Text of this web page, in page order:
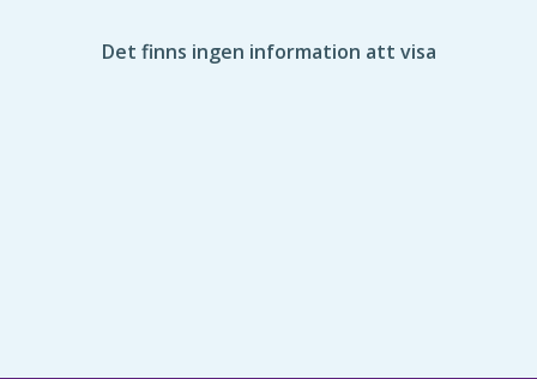
Det finns ingen information att visa